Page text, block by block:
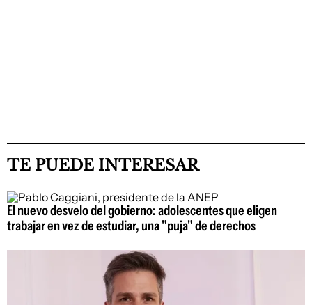
TE PUEDE INTERESAR
El nuevo desvelo del gobierno: adolescentes que eligen
trabajar en vez de estudiar, una "puja" de derechos